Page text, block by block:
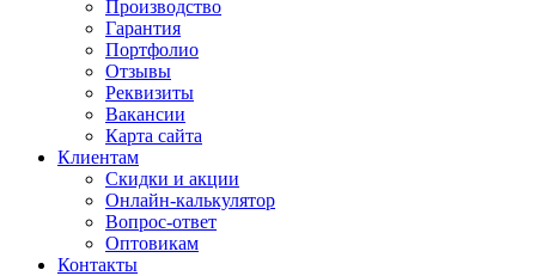
Производство
Гарантия
Портфолио
Отзывы
Реквизиты
Вакансии
Карта сайта
Клиентам
Скидки и акции
Онлайн-калькулятор
Вопрос-ответ
Оптовикам
Контакты